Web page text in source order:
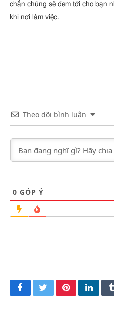
chắn chúng sẽ đem tới cho bạn
khi nơi làm việc.
Theo dõi bình luận
0 GÓP Ý
FacebookTwitterPinterest